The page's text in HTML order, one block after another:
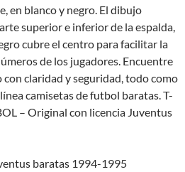
en blanco y negro. El dibujo
superior e inferior de la espalda,
cubre el centro para facilitar la
de los jugadores. Encuentre
claridad y seguridad, todo como
camisetas de futbol baratas. T-
– Original con licencia Juventus
baratas 1994-1995